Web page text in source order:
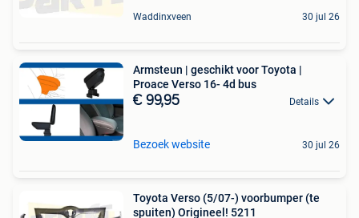
Waddinxveen 30 jul 26
Armsteun | geschikt voor Toyota |
Proace Verso 16- 4d bus
€ 99,95 Details
Bezoek website 30 jul 26
Toyota Verso (5/07-) voorbumper (te
spuiten) Origineel! 5211